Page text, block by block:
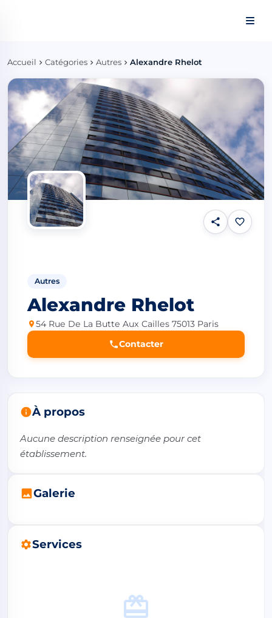
Accueil Catégories Autres Alexandre Rhelot
Autres
Alexandre Rhelot
54 Rue De La Butte Aux Cailles 75013 Paris
Contacter
À propos
Aucune description renseignée pour cet
établissement.
Galerie
Services